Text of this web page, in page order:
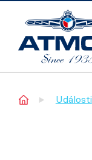
Home Události